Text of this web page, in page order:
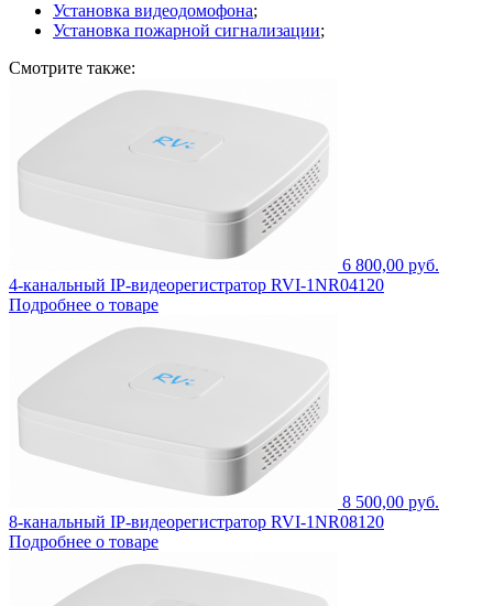
Установка видеодомофона;
Установка пожарной сигнализации;
Смотрите также:
6 800,00 руб.
4-канальный IP-видеорегистратор RVI-1NR04120
Подробнее о товаре
8 500,00 руб.
8-канальный IP-видеорегистратор RVI-1NR08120
Подробнее о товаре